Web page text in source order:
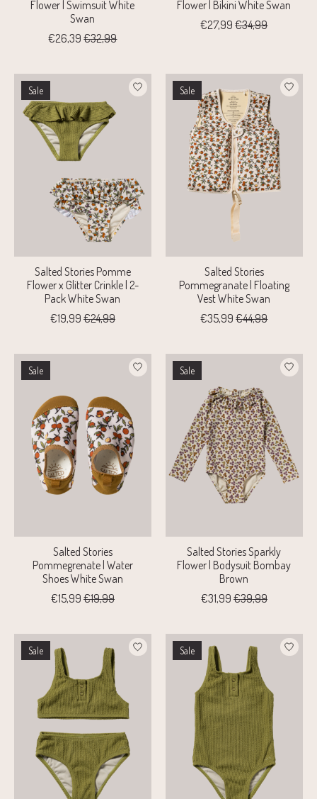
Flower | Swimsuit White
Swan
€26,39 €32,99
Flower | Bikini White Swan
€27,99 €34,99
Sale
Salted Stories Pomme
Flower x Glitter Crinkle | 2-
Pack White Swan
€19,99 €24,99
Sale
Salted Stories
Pommegranate | Floating
Vest White Swan
€35,99 €44,99
Sale
Salted Stories
Pommegrenate | Water
Shoes White Swan
€15,99 €19,99
Sale
Salted Stories Sparkly
Flower | Bodysuit Bombay
Brown
€31,99 €39,99
Sale Sale